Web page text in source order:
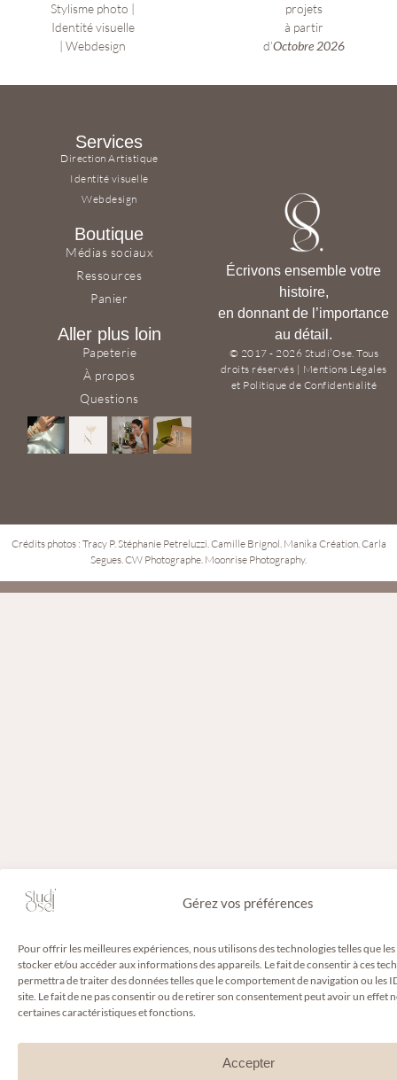
Gérez vos préférences
Pour offrir les meilleures expériences, nous utilisons des technologies telles que
stocker et/ou accéder aux informations des appareils. Le fait de consentir à ces
permettra de traiter des données telles que le comportement de navigation ou les
site. Le fait de ne pas consentir ou de retirer son consentement peut avoir un effet
certaines caractéristiques et fonctions.
Accepter
Stylisme photo |
Identité visuelle
| Webdesign
projets
à partir
d’Octobre 2026
Services
Direction Artistique
Identité visuelle
Webdesign
Boutique
Médias sociaux
Ressources
Panier
Aller plus loin
Papeterie
À propos
Questions
Écrivons ensemble votre
histoire,
en donnant de l’importance
au détail.
© 2017 - 2026 Studi’Ose. Tous
droits réservés | Mentions Légales
et Politique de Confidentialité
Crédits photos : Tracy P.Stéphanie Petreluzzi.Camille Brignol. Manika Création.Carla
Segues.CW Photographe. Moonrise Photography.